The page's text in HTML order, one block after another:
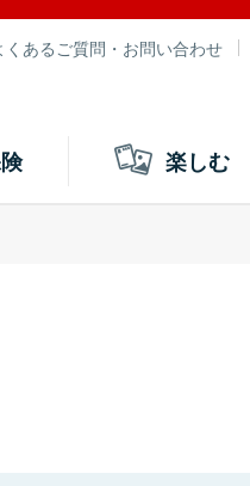
くあるご質問・お問い合わせ
楽しむ